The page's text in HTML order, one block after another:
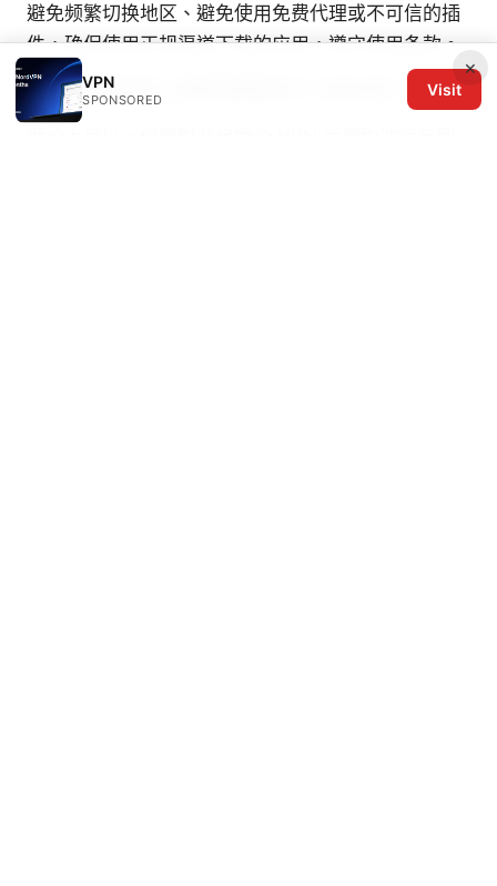
避免频繁切换地区、避免使用免费代理或不可信的插
件，确保使用正规渠道下载的应用，遵守使用条款。
我可以在手机上同时安装多个 VPN 吗？
×
VPN
SPONSORED
Visit